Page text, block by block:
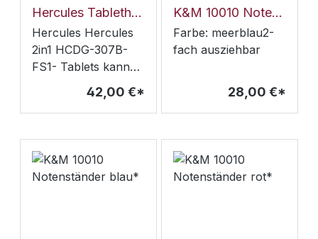
39.5 cm - Max.
Belastung: 2 kg -
Gewicht: 1.4 kg -
Bodenradius: 17 cm
Endgeräts kann um
360° gedreht
Empfohlener
Neigungswinkel:
45°-90°
Hercules Tablethalter 2in1 HCDG-307B- FS1*
Hercules Hercules
2in1 HCDG-307B-
FS1- Tablets kann
um 360° gedreht
werden- für Tablets
/ Smartphones mit
15,5 - 33 cm (6,1" -
13")-
42,00 €*
K&M 10010 Notenpult meerblau*
Farbe: meerblau2-
fach ausziehbar
28,00 €*